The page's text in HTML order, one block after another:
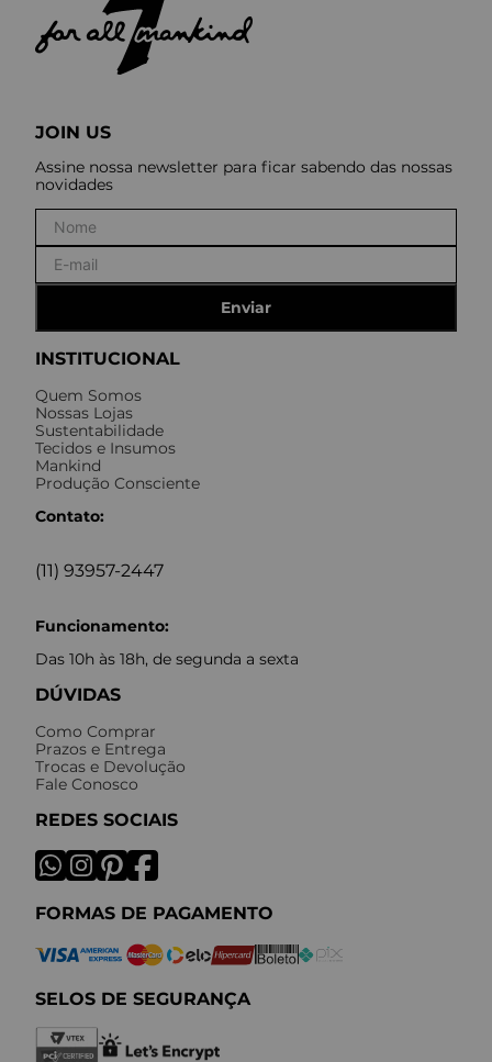
INSTITUCIONAL
Quem Somos
Nossas Lojas
Sustentabilidade
Tecidos e Insumos
Mankind
Produção Consciente
Contato:
(11) 93957-2447
Funcionamento:
Das 10h às 18h, de segunda a sexta
DÚVIDAS
Como Comprar
Prazos e Entrega
Trocas e Devolução
Fale Conosco
REDES SOCIAIS
FORMAS DE PAGAMENTO
SELOS DE SEGURANÇA
JOIN US
Assine nossa newsletter para ficar sabendo das nossas
novidades
Enviar